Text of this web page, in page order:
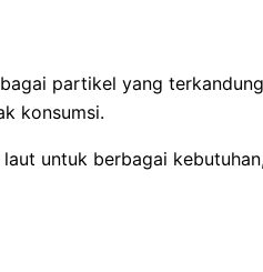
partikel yang
konsumsi.
untuk berbagai